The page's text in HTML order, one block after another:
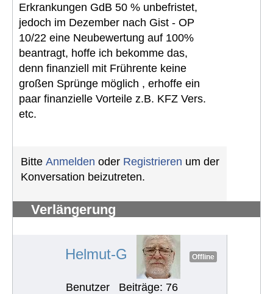
Erkrankungen GdB 50 % unbefristet,
jedoch im Dezember nach Gist - OP
10/22 eine Neubewertung auf 100%
beantragt, hoffe ich bekomme das,
denn finanziell mit Frührente keine
großen Sprünge möglich , erhoffe ein
paar finanzielle Vorteile z.B. KFZ Vers.
etc.
Bitte Anmelden oder Registrieren um der
Konversation beizutreten.
Verlängerung
Helmut-G Offline
Benutzer Beiträge: 76